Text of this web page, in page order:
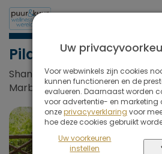
Pilates
Shanti-Som Wellbeing Retreat,
Marbella, Spanje
Uw
Voor webwinkels zijn cookies
kunnen functioneren en de
evalueren. Daarnaast worden
voor advertentie- en marketing
onzeprivacyverklaring voor
hoe deze cookies gebruikt
Uw voorkeuren
instellen